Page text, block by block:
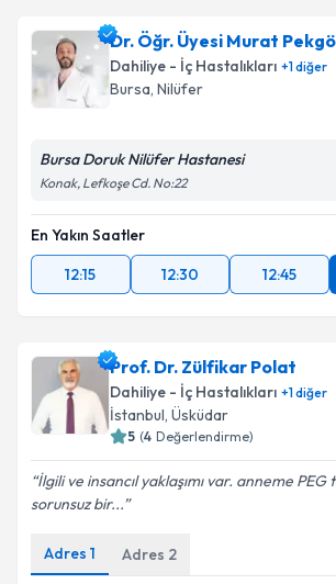
Dr. Öğr. Üyesi Murat
Dahiliye - İç Hastalıkları +1diğer
Bursa, Nilüfer
Bursa Doruk Nilüfer Hastanesi
Konak, Lefkoşe Cd. No:22
En Yakın Saatler
12:15
12:30 12:45
Prof. Dr. Zülfikar Polat
Dahiliye - İç Hastalıkları +1diğer
İstanbul, Üsküdar
5 (4 Değerlendirme)
İlgili ve insancıl yaklaşımı var. anneme PEG
sorunsuz bir...
Adres 1 Adres 2